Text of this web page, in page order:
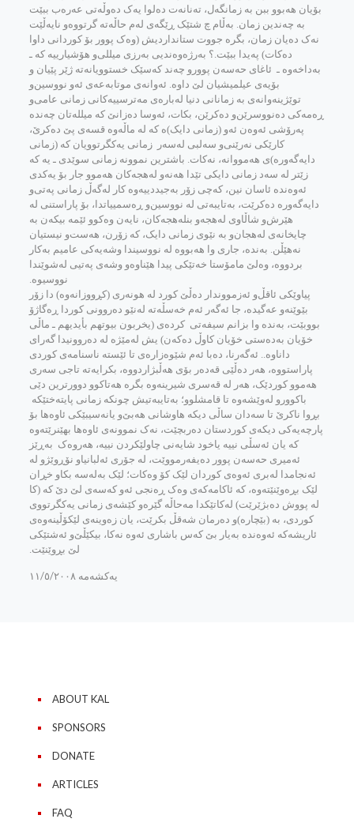
بۆیان هه‌بوو ببن به‌ زمانگه‌ل، ته‌نانه‌ت ده‌لوا یه‌ک ده‌وڵه‌تی عه‌ره‌ب ببێت
به‌ چه‌ندین زمان. به‌ڵام چ شتێک ڕێگه‌ی له‌م حاڵه‌ته‌ گرتووه‌‌و نایه‌ڵێت
نه‌ک ده‌یان زمان، بگره‌ جووت ستانداردیش (وه‌ک پوور بۆ کوردانی داوا
ده‌کات) په‌یدا ببێت.؟ به‌رژه‌وه‌ندیی به‌رزی میللی‌و هۆشیارییه‌ که‌ ـ
به‌داخه‌وه‌ ـ ئاغای حه‌سه‌ن پوور‌و چه‌ند که‌سێک خستوویانه‌ته‌ ژێر پێیان و
بۆیه‌ی عیلمیشیان لێ داوه‌. ئه‌وانه‌ی موتابه‌عه‌ی ئه‌و نووسین‌و
توێژینه‌وانه‌ی به‌ زمانانی دنیا له‌باره‌ی مه‌ترسییه‌کانی زمانی عامی‌و
ڕه‌مه‌کی ده‌نووسرێن‌و ده‌کرێن، بکات، ئه‌وسا ده‌زانێ‌ که‌ میلله‌تان چه‌نده
په‌رۆشی ئه‌وه‌ن ئه‌و (زمانی دایک)ه‌ که‌ له‌ ماڵه‌وه‌ قسه‌ی پێ‌ ده‌کرێ‌،
کارێکی نه‌رێنی‌و سه‌لبی له‌سه‌ر زمانی یه‌کگرتوویان که‌ (زمانی
دایه‌گه‌وره‌)ی هه‌مووانه، نه‌کات. باشترین نموونه‌ زمانی سوێدی ـ یه‌ که‌
زێتر له‌ سه‌د زمانی دایکی تێدا هه‌نه‌‌و له‌هجه‌کان هه‌موو جار بۆ یه‌کدی
ئه‌وه‌نده‌ ئاسان نین، که‌چی زۆر به‌جیددییه‌وه‌ کار له‌گه‌ڵ‌ زمانی په‌تی‌و
دایه‌گه‌وره‌ ده‌کرێت، به‌تایبه‌تی له‌ نووسین‌و ڕه‌سمییاتدا، بۆ پاراستنی له‌
هێرش‌و شاڵاوی له‌هجه‌‌و بنله‌هجه‌کان، نایه‌ن وه‌کوو ئێمه‌ بیکه‌ن به‌
چایخانه‌ی له‌هجان‌و به‌ نێوی زمانی دایک، که‌ زۆرن، هه‌ست‌و نیستیان
نه‌هێڵن. به‌نده‌، جاری وا هه‌بووه‌ له‌ نووسیندا وشه‌یه‌کی عامیم به‌کار
بردووه‌، وه‌لێ مامۆستا خه‌تێکی پیدا هێناوه‌‌و وشه‌ی په‌تیی له‌شوێندا
نووسیوه‌.
پیاوێکی ئاقڵ‌‌و ئه‌زمووندار ده‌ڵێ کورد له‌ هونه‌ری (کڕووزانه‌وه) دا زۆر
بێوێنه‌‌و عه‌گیده‌، جا ئه‌گه‌ر ئه‌م خه‌سڵه‌ته‌ له‌نێو ده‌روونی کوردا ڕه‌گاژۆ
بووبێت، به‌نده‌ وا بزانم سیفه‌تی کرده‌ی (یخربون بیوتهم بأیدیهم ـ ماڵی
خۆیان به‌ده‌ستی خۆیان کاوڵ ده‌که‌ن) یش له‌مێژه‌ له‌ ده‌روونیدا گه‌رای
داناوه‌.. ئه‌گه‌رنا، ده‌با ئه‌م شێوه‌زاره‌ی‌ تا ئێسته‌ ناسنامه‌ی کوردی
پاراستووه، هه‌ر ده‌ڵێی قه‌ده‌ر بۆی هه‌ڵبژاردووه‌، بکرایه‌ته تاجی سه‌ری
هه‌موو کوردێک، هه‌ر له‌ قه‌سری شیرینه‌وه‌ بگره‌ هه‌تاکوو دوورترین دێی
باکوور‌و له‌وێشه‌وه‌ تا قامشلوو؛ به‌تایبه‌تیش چونکه‌ زمانی پایته‌ختێکه‌
بڕوا ناکرێ‌ تا سه‌دان ساڵی دیکه‌ هاوشانی هه‌بێ‌‌و یانه‌سیبێکی ئاوه‌ها بۆ
پارچه‌یه‌کی دیکه‌ی کوردستان ده‌ربچێت، نه‌ک نموونه‌ی ئاوه‌ها بهێنرێته‌وه‌
که‌ یان ئه‌سڵی نییه‌ یاخود شایه‌نی چاولێکردن نییه‌، هه‌روه‌ک به‌ڕێز
ئه‌میری حه‌سه‌ن پوور ده‌یفه‌رمووێت، له‌ جۆری ئه‌لبانیا‌و نۆڕوێژ‌و له‌
ئه‌نجامدا له‌بری ئه‌وه‌ی کوردان لێک کۆ وه‌کات‌؛ لێک به‌له‌سه‌ بکا‌و خڕان
لێک بڕه‌وێنێته‌وه‌، که‌ ئاکامه‌که‌ی وه‌ک ڕه‌نجی ئه‌و که‌سه‌ی لێ دێ‌ که‌ (کا
له‌ پووش ده‌بژێرێت) له‌کاتێکدا مه‌حاڵه‌ گێره‌‌و کێشه‌ی زمانی یه‌کگرتووی
کوردی، به‌ (بێچاره‌)‌و ده‌رمان شه‌قڵ‌ بکرێت، یان زه‌وینه‌ی لێکۆڵینه‌وه‌ی
ئاریشه‌که‌ ئه‌وه‌نده‌ به‌یار بێ‌ که‌س باشاری ئه‌وه‌ نه‌کا، بیکێڵێ‌‌و ئه‌شتێکی
لێ بڕوێنێت.
یه‌كشه‌مه ١١/٥/٢٠٠٨
ABOUT KAL
SPONSORS
DONATE
ARTICLES
FAQ